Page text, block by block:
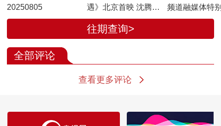
20250805
遇》北京首映 沈腾
徐峥等人力荐新片
频道融媒体特
《观众在说》
往期查询>
全部评论
查看更多评论